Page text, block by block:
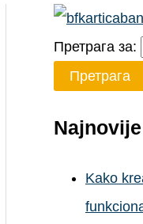
Претрага за:
Kako